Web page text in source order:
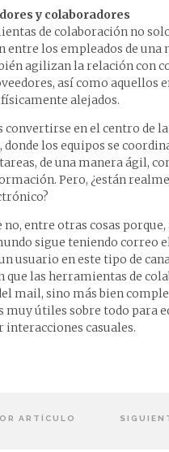
y colaboradores
de colaboración no
entre los empleados de una
agilizan la relación con
así como aquellos
alejados.
convertirse en el centro de
donde los equipos se
de una manera ágil,
Pero, ¿están
entre otras cosas porque,
sigue teniendo correo
usuario en este tipo de
que las herramientas de
mail, sino más bien
muy útiles sobre todo para
casuales.
ARTÍCULO